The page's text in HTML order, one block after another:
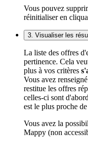
Vous pouvez
réinitialiser en
3. Visualiser les
La liste des offres
pertinence. Cela
plus à vos critères
Vous avez
restitue les offres
celles-ci sont
est le plus proche
Vous avez la
Mappy (non